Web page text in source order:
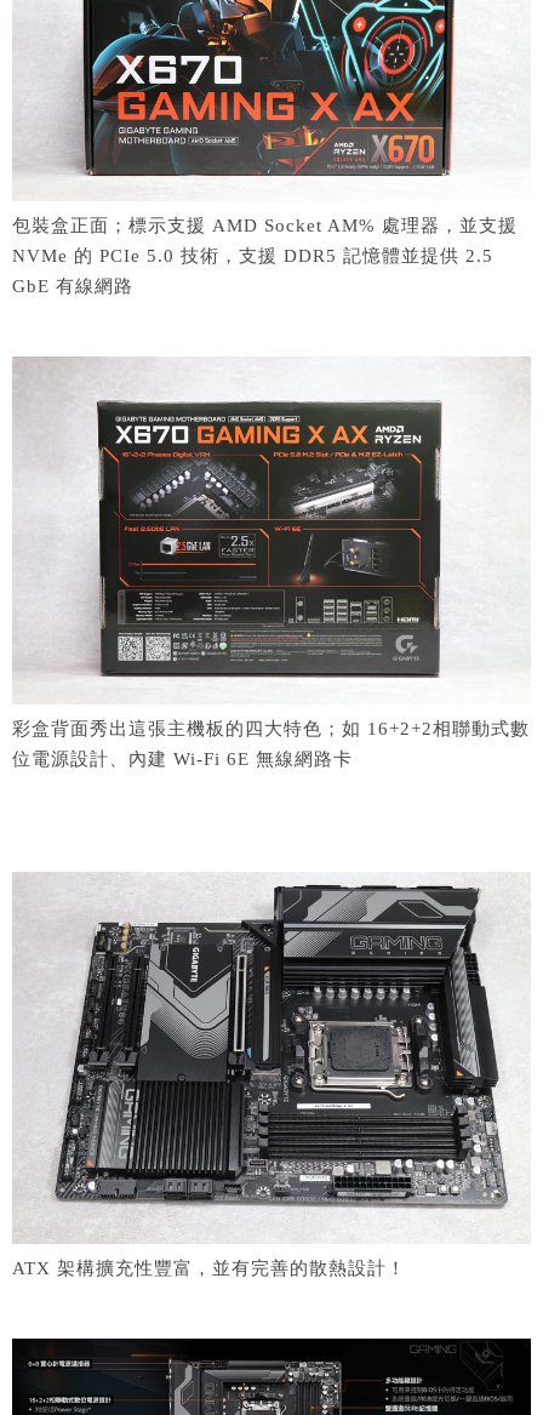
包裝盒正面；標示支援 AMD Socket AM% 處理器，並支援
NVMe 的 PCIe 5.0 技術，支援 DDR5 記憶體並提供 2.5
GbE 有線網路
彩盒背面秀出這張主機板的四大特色；如 16+2+2相聯動式數
位電源設計、內建 Wi-Fi 6E 無線網路卡
ATX 架構擴充性豐富，並有完善的散熱設計！